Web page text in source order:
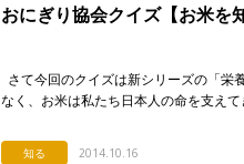
おにぎり協会クイズ【お米を
さて今回のクイズは新シリーズの「
なく、お米は私たち日本人の命を支え
知る 2014.10.16